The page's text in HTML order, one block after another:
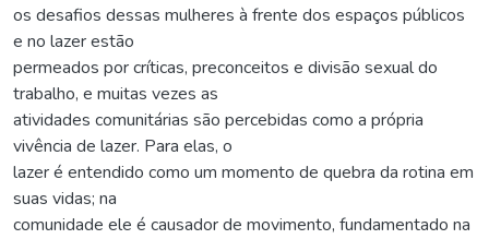
os desafios dessas mulheres à frente dos espaços públicos
e no lazer estão
permeados por críticas, preconceitos e divisão sexual do
trabalho, e muitas vezes as
atividades comunitárias são percebidas como a própria
vivência de lazer. Para elas, o
lazer é entendido como um momento de quebra da rotina em
suas vidas; na
comunidade ele é causador de movimento, fundamentado na